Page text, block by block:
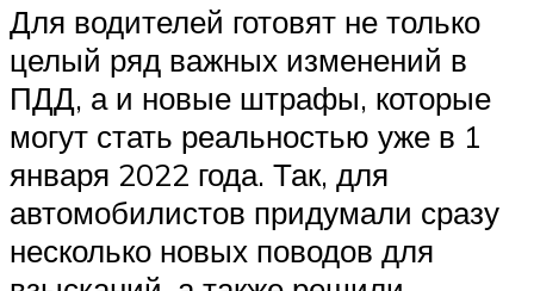
Для водителей готовят не только
целый ряд важных изменений в
ПДД, а и новые штрафы, которые
могут стать реальностью уже в 1
января 2022 года. Так, для
автомобилистов придумали сразу
несколько новых поводов для